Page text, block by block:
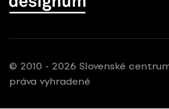
© 2010 - 2026 Slovenské
práva vyhradené